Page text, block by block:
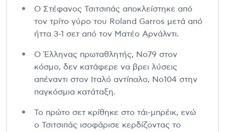
Ο Στέφανος Τσιτσιπάς αποκλείστηκε από
τον τρίτο γύρο του Roland Garros μετά από
ήττα 3-1 σετ από τον Ματέο Αρνάλντι.
Ο Έλληνας πρωταθλητής, Νο79 στον
κόσμο, δεν κατάφερε να βρει λύσεις
απέναντι στον Ιταλό αντίπαλο, Νο104 στην
παγκόσμια κατάταξη.
Το πρώτο σετ κρίθηκε στο τάι-μπρέικ, ενώ
ο Τσιτσιπάς ισοφάρισε κερδίζοντας το